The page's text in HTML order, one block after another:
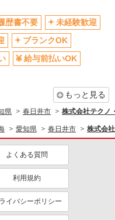
歴書不要
未経験歓迎
ブランクOK
給与前払いOK
もっと見る
県 春日井市 株式会社テクノ
愛知県 春日井市 株式会
よくある質問
利用規約
イバシーポリシー